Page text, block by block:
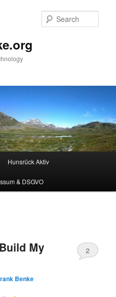
Hunsrück Aktiv
& DSGVO
My
Benke
2